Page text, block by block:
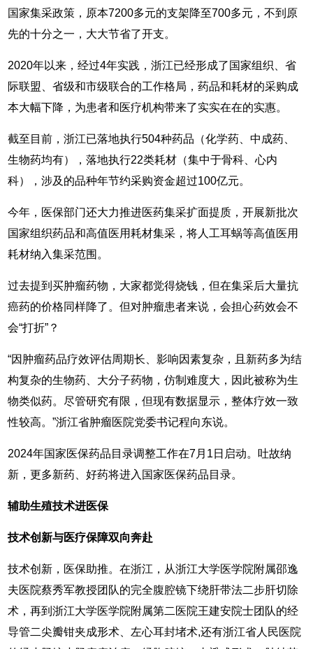
国家集采政策，原本7200多元的支架降至700多元，不到原
先的十分之一，大大节省了开支。
2020年以来，经过4年实践，浙江已经形成了国家组织、省
际联盟、省级和市级联合的工作格局，药品和耗材的采购成
本大幅下降，为患者和医疗机构带来了实实在在的实惠。
截至目前，浙江已落地执行504种药品（化学药、中成药、
生物药均有），落地执行22类耗材（集中于骨科、心内
科），涉及的品种年节约采购资金超过100亿元。
今年，医保部门还大力推进医药集采扩面提质，开展新批次
国家组织药品和高值医用耗材集采，将人工耳蜗等高值医用
耗材纳入集采范围。
过去提到买肿瘤药物，大家都觉得烧钱，但在集采后大量抗
癌药的价格同样降了。但对肿瘤患者来说，会担心药效会不
会“打折”？
“因肿瘤药品疗效评估周期长、影响因素复杂，且新药多为结
构复杂的生物药、大分子药物，仿制难度大，因此被称为生
物类似药。尽管研究有限，但现有数据显示，整体疗效一致
性较高。”浙江省肿瘤医院党委书记程向东说。
2024年国家医保药品目录调整工作在7月1日启动。吐故纳
新，更多新药、好药将进入国家医保药品目录。
辅助生殖技术进医保
技术创新与医疗保障双向奔赴
技术创新，医保助推。在浙江，从浙江大学医学院附属邵逸
夫医院蔡秀军教授团队的完全腹腔镜下绕肝带法二步肝切除
术，再到浙江大学医学院附属第二医院王建安院士团队的经
导管二尖瓣钳夹成形术、左心耳封堵术,还有浙江省人民医院